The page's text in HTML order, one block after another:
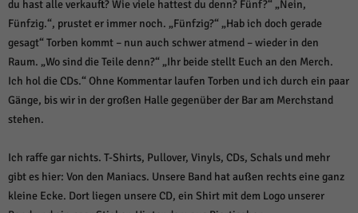
du hast alle verkauft? Wie viele hattest du denn? Fünf?“ „Nein,
Fünfzig.“, prustet er immer noch. „Fünfzig?“ „Hab ich doch gerade
gesagt“ Torben kommt – nun auch schwer atmend – wieder in den
Raum. „Wo sind die Teile denn?“ „Ihr beide stellt Euch an den Merch.
Ich hol die CDs.“ Ohne Kommentar laufen Torben und ich durch ein paar
Gänge, bis wir in der großen Halle gegenüber der Bar am Merchstand
stehen.
Ich raffe gar nichts. T-Shirts, Pullover, Vinyls, CDs, Schals und mehr
gibt es hier: Von den Maniacs. Unsere Band hat außen rechts eine ganz
kleine Ecke. Dort liegen unsere CD, ein Shirt mit dem Logo unserer
Marketing-Cookies werden von Drittanbietern oder Publishern verwendet,
um personalisierte Werbung anzuzeigen. Sie tun dies, indem sie Besucher
Cookie-Informationen anzeigen
Externe Medien (6)
standardmäßig blockiert. Wenn Cookies von externen Medien akzeptiert
werden, bedarf der Zugriff auf diese Inhalte keiner manuellen Einwilligung
mehr.
Cookie-Informationen anzeigen